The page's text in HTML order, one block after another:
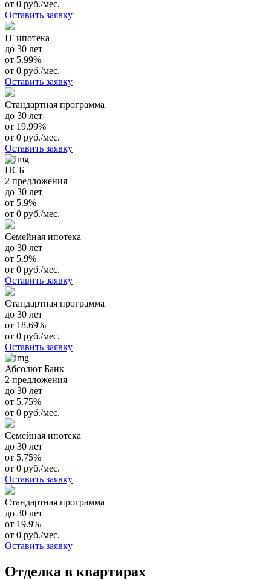
от 0 руб./мес.
Оставить заявку
IT ипотека
до 30 лет
от 5.99%
от 0 руб./мес.
Оставить заявку
Стандартная программа
до 30 лет
от 19.99%
от 0 руб./мес.
Оставить заявку
ПСБ
2 предложения
до 30 лет
от 5.9%
от 0 руб./мес.
Семейная ипотека
до 30 лет
от 5.9%
от 0 руб./мес.
Оставить заявку
Стандартная программа
до 30 лет
от 18.69%
от 0 руб./мес.
Оставить заявку
Абсолют Банк
2 предложения
до 30 лет
от 5.75%
от 0 руб./мес.
Семейная ипотека
до 30 лет
от 5.75%
от 0 руб./мес.
Оставить заявку
Стандартная программа
до 30 лет
от 19.9%
от 0 руб./мес.
Оставить заявку
Отделка в квартирах